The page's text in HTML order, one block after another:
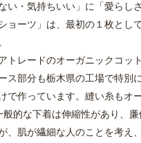
い・気持ちいい」に「愛らし
ョーツ」は、最初の１枚とし
トレードのオーガニックコッ
ス部分も栃木県の工場で特別
で作っています。縫い糸もオ
般的な下着は伸縮性があり、
、肌が繊細な人のことを考え